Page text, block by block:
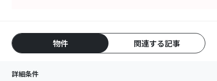
物件 関連する記事
詳細条件